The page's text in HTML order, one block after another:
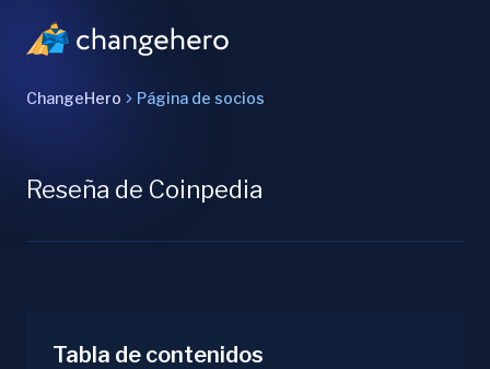
ChangeHero Página de socios
Reseña de Coinpedia
Tabla de contenidos